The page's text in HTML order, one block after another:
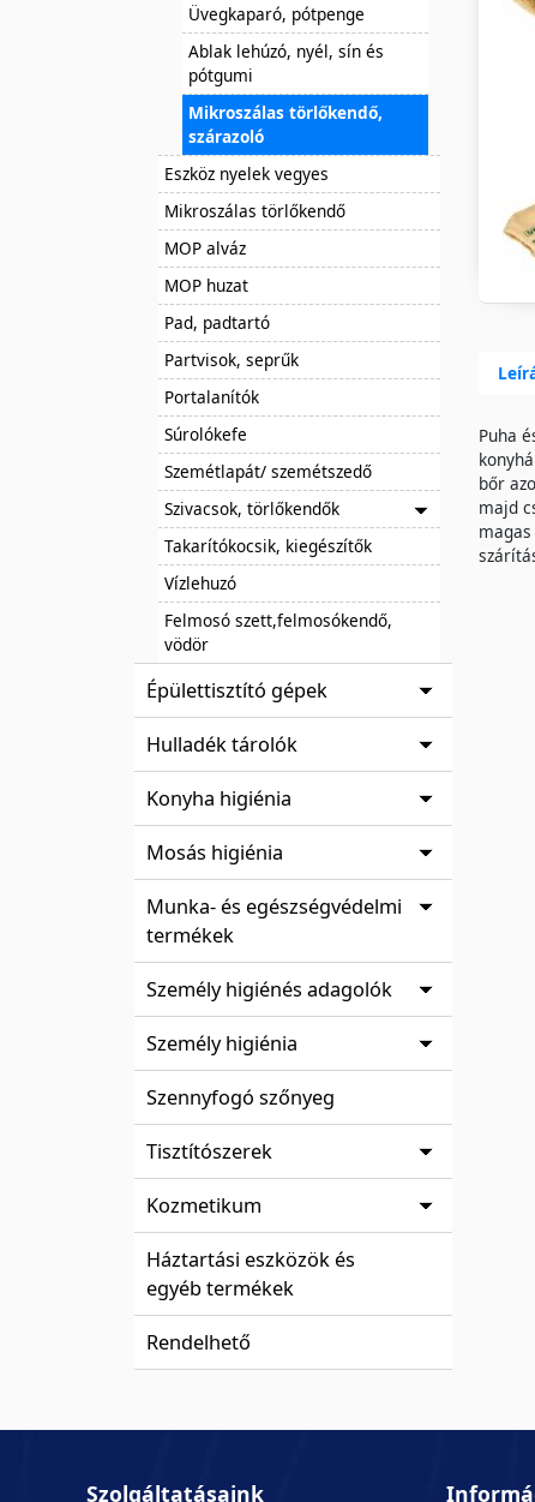
Üvegkaparó, pótpenge
Ablak lehúzó, nyél, sín és
pótgumi
Mikroszálas törlőkendő,
szárazoló
Eszköz nyelek vegyes
Mikroszálas törlőkendő
MOP alváz
MOP huzat
Pad, padtartó
Partvisok, seprűk
Portalanítók
Súrolókefe
Szemétlapát/ szemétszedő
Szivacsok, törlőkendők
Takarítókocsik, kiegészítők
Vízlehuzó
Felmosó szett,felmosókendő,
vödör
Épülettisztító gépek
Hulladék tárolók
Konyha higiénia
Mosás higiénia
Munka- és egészségvédelmi
termékek
Személy higiénés adagolók
Személy higiénia
Szennyfogó szőnyeg
Tisztítószerek
Kozmetikum
Háztartási eszközök és
egyéb termékek
Rendelhető
Puha
bőr
majd
Szolgáltatásaink